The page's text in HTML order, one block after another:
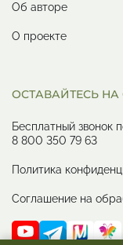
Об авторе
О проекте
ОСТАВАЙТЕСЬ НА
Бесплатный звонок
8 800 350 79 63
Политика
Соглашение на